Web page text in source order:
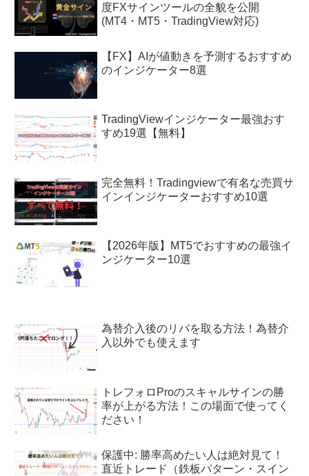
度FXサインツールの全貌を公開
(MT4・MT5・TradingView対応)
【FX】AIが値動きを予測するおすすめ
のインジケーター8選
TradingViewインジケーター最強おす
すめ19選【無料】
完全無料！Tradingviewで有名な売買サ
インインジケーターおすすめ10選
【2026年版】MT5でおすすめの最強イ
ンジケーター10選
為替介入後のリバを取る方法！為替介
入以外でも使えます
トレフォロProのスキャルサインの勝
率が上がる方法！この場面で使ってく
ださい！
保護中: 勝率高めたい人は絶対見て！
直近トレード（鉄板パターン・スイン